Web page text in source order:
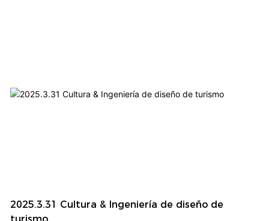
2025.3.31 Cultura & Ingeniería de diseño de
turismo